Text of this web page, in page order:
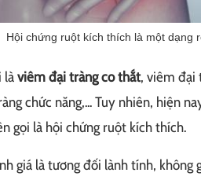
Hội chứng ruột kích thích là một dạng
làviêm đại tràng co thắt, viêm đại
chức năng,... Tuy nhiên, hiện
gọi là hội chứng ruột kích thích.
giá là tương đối lành tính, không